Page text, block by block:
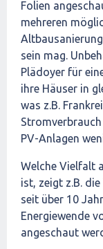
Folien
mehreren
sein mag.
Plädoyer für
ihre Häuser in
was z.B.
PV-Anlagen
Welche Vielfalt
ist, zeigt z.B.
seit über 10
Energiewende
angeschaut